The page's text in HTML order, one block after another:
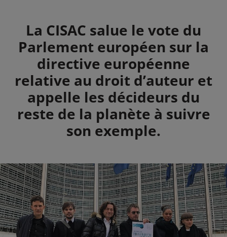
Summary
La CISAC salue le vote du
Parlement européen sur la
directive européenne
relative au droit d’auteur et
appelle les décideurs du
reste de la planète à suivre
son exemple.